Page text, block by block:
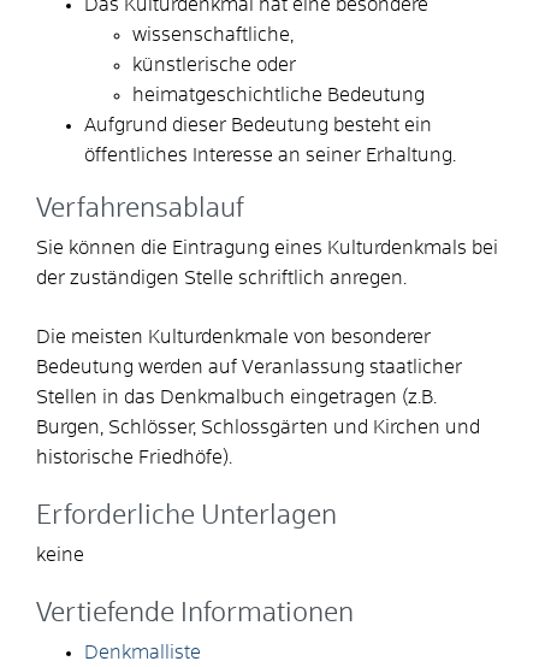
Das Kulturdenkmal hat eine besondere
wissenschaftliche,
künstlerische oder
heimatgeschichtliche Bedeutung
Aufgrund dieser Bedeutung besteht ein
öffentliches Interesse an seiner Erhaltung.
Verfahrensablauf
Sie können die Eintragung eines Kulturdenkmals bei
der zuständigen Stelle schriftlich anregen.
Die meisten Kulturdenkmale von besonderer
Bedeutung werden auf Veranlassung staatlicher
Stellen in das Denkmalbuch eingetragen (z.B.
Burgen, Schlösser, Schlossgärten und Kirchen und
historische Friedhöfe).
Erforderliche Unterlagen
keine
Vertiefende Informationen
Denkmalliste